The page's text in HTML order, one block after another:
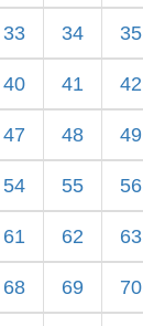
33 34 35
40 41 42
47 48 49
54 55 56
61 62 63
68 69 70